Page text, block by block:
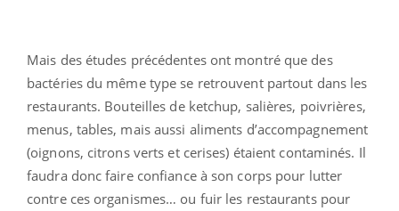
Mais des études précédentes ont montré que des
bactéries du même type se retrouvent partout dans les
restaurants. Bouteilles de ketchup, salières, poivrières,
menus, tables, mais aussi aliments d’accompagnement
(oignons, citrons verts et cerises) étaient contaminés. Il
faudra donc faire confiance à son corps pour lutter
contre ces organismes… ou fuir les restaurants pour